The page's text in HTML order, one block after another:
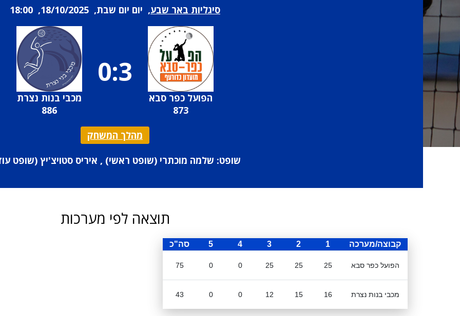
סיגליות באר שבע, יום יום שבת, 18/10/2025, 18:00
הפועל כפר סבא
873
0:3
מכבי בנות נצרת
886
מהלך המשחק
שופט: שלמה מוכתרי (שופט ראשי) , איריס סטויצ'יץ (שופט
תוצאה לפי מערכות
קבוצה/מערכה 1
2
3
4
5 סה"כ
הפועל כפר סבא 25
25
25
0
0
75
מכבי בנות נצרת 16
15
12
0
0
43